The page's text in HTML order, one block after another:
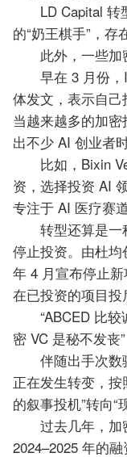
LD Capital 转
的“奶王棋手”，存
此外，一些加
早在 3 月份
体发文，表示自己
当越来越多的加
出不少 AI 创业者
比如，Bixin
资，选择投资 AI
专注于 AI 医疗赛道
转型还算是
停止投资。由杜
年 4 月宣布停止
在已投资的项目投
“ABCED 比
密 VC 是秘不发丧
伴随出手次
正在发生转变，
的叙事投机”转向“
过去几年，加
2024–2025 年的